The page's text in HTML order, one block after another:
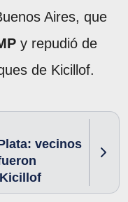
Aires, que
y repudió de
de Kicillof.
vecinos